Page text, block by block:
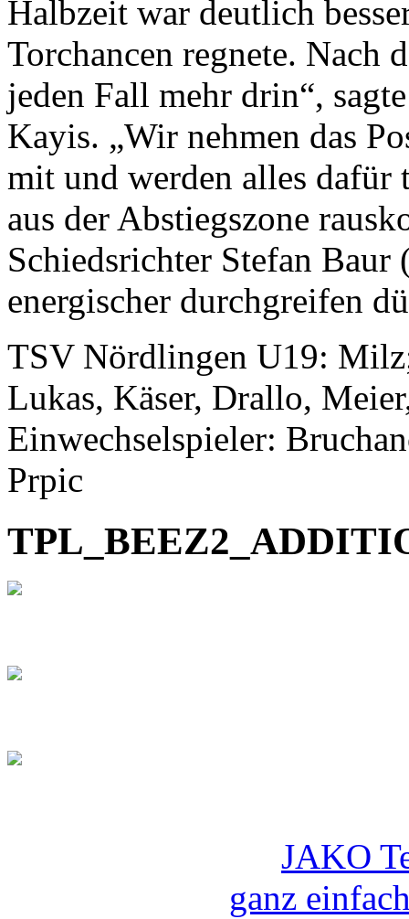
Halbzeit war deutlich
Torchancen regnete. Nach
jeden Fall mehr drin“,
Kayis. „Wir nehmen das
mit und werden alles dafür
aus der Abstiegszone
Schiedsrichter Stefan
energischer durchgreifen
TSV Nördlingen U19:
Lukas, Käser, Drallo,
Einwechselspieler:
Prpic
JAKO
ganz